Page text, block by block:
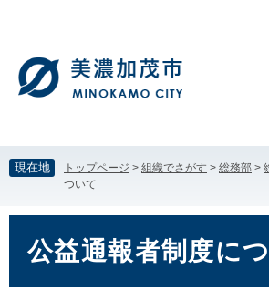
す。
し
て
本
へ
現在地 トップページ > 組織でさがす > 総務部 >
ついて
公益通報者制度に